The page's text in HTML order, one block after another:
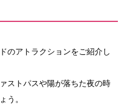
のアトラクションをご紹介し
ストパスや陽が落ちた夜の時
う。